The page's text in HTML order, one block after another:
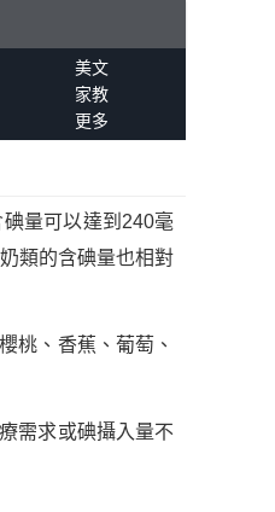
美文
家教
更多
量可以達到240毫
類的含碘量也相對
桃、香蕉、葡萄、
需求或碘攝入量不